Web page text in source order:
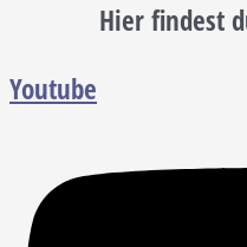
Hier findest
Youtube